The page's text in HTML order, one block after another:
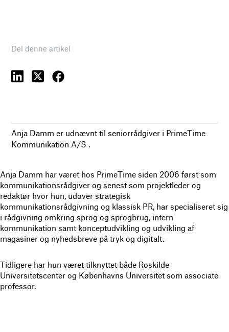
Del denne artikel
Anja Damm er udnævnt til seniorrådgiver i PrimeTime
Kommunikation A/S .
Anja Damm har været hos PrimeTime siden 2006 først som
kommunikationsrådgiver og senest som projektleder og
redaktør hvor hun, udover strategisk
kommunikationsrådgivning og klassisk PR, har specialiseret sig
i rådgivning omkring sprog og sprogbrug, intern
kommunikation samt konceptudvikling og udvikling af
magasiner og nyhedsbreve på tryk og digitalt.
Tidligere har hun været tilknyttet både Roskilde
Universitetscenter og Københavns Universitet som associate
professor.